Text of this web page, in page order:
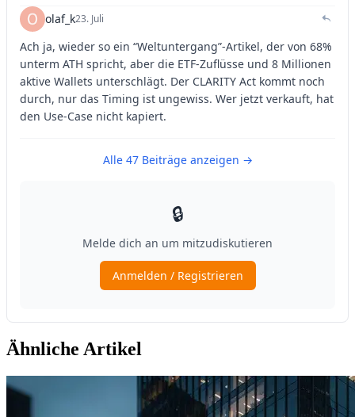
Ähnliche Artikel